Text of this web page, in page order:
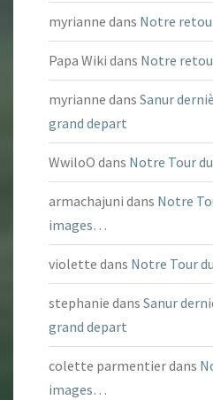
myrianne dans Notre
Papa Wiki dans Notre
myrianne dans Sanur
grand depart
WwiloO dans Notre Tour
armachajuni dans Notre
images…
violette dans Notre Tour
stephanie dans Sanur
grand depart
colette parmentierdans
images…